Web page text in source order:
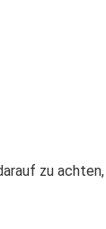
zu